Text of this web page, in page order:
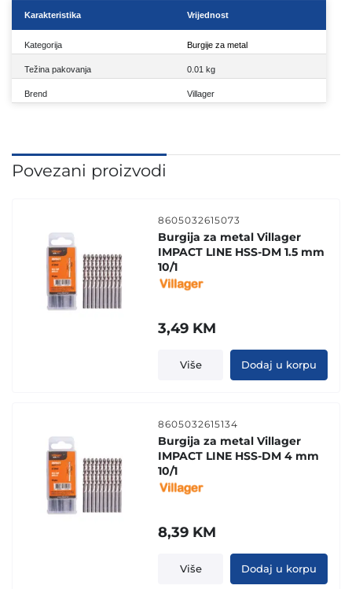
Karakteristika Vrijednost
Kategorija Burgije za metal
Težina pakovanja 0.01 kg
Brend Villager
Povezani proizvodi
8605032615073
Burgija za metal Villager
IMPACT LINE HSS-DM 1.5 mm
10/1
3,49 KM
Više Dodaj u korpu
8605032615134
Burgija za metal Villager
IMPACT LINE HSS-DM 4 mm
10/1
8,39 KM
Više Dodaj u korpu